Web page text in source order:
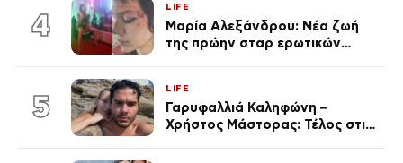
ποια είσαι σοκαρίστικα»
4
LIFE
Μαρία Αλεξάνδρου: Νέα ζωή
της πρώην σταρ ερωτικών
(Φωτογραφίες)
5
LIFE
Γαρυφαλλιά Καληφώνη –
Χρήστος Μάστορας: Τέλος στις